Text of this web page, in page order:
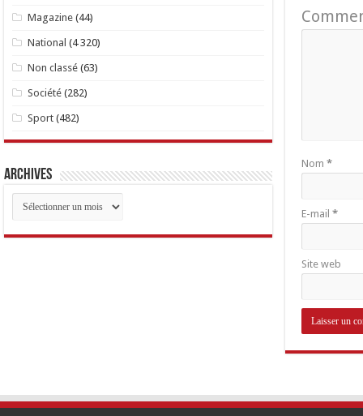
Nom *
E-mail *
Site web
Magazine (44)
National (4 320)
Non classé (63)
Société (282)
Sport (482)
Archives
Archives